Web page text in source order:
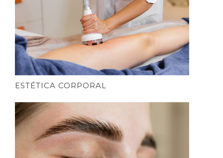
ESTÉTICA CORPORAL